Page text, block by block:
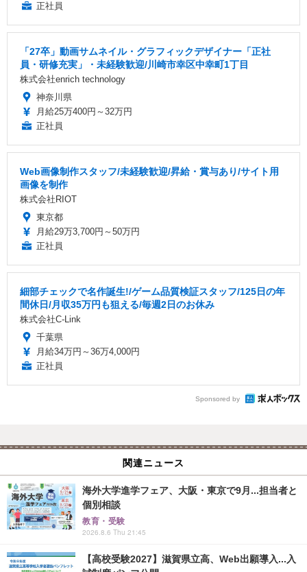
正社員
「27卒」動画サムネイル・グラフィックデザイナー「正社
員・研修充実」・未経験歓迎/川崎市幸区中幸町1丁目
株式会社enrich technology
神奈川県
月給25万400円～32万円
正社員
Web画像制作スタッフ/未経験歓迎/昇給・賞与あり/サイト用
画像を制作
株式会社RIOT
東京都
月給29万3,700円～50万円
正社員
細部チェックで名作誕生!/ゲーム品質検証スタッフ/125日の年
間休日/月収35万円も狙える/毎週2日のお休み
株式会社C-Link
千葉県
月給34万円～36万4,000円
正社員
Sponsored by
関連ニュース
海外大学進学フェア、大阪・東京で9月...担当者と
個別相談
教育・受験
2026.8.6 Thu 21:45
【高校受験2027】滋賀県立高、Web出願導入...入